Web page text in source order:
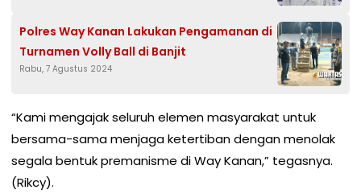
Polres Way Kanan Lakukan Pengamanan di
Turnamen Volly Ball di Banjit
Rabu, 7 Agustus 2024
“Kami mengajak seluruh elemen masyarakat untuk
bersama-sama menjaga ketertiban dengan menolak
segala bentuk premanisme di Way Kanan,” tegasnya.
(Rikcy).